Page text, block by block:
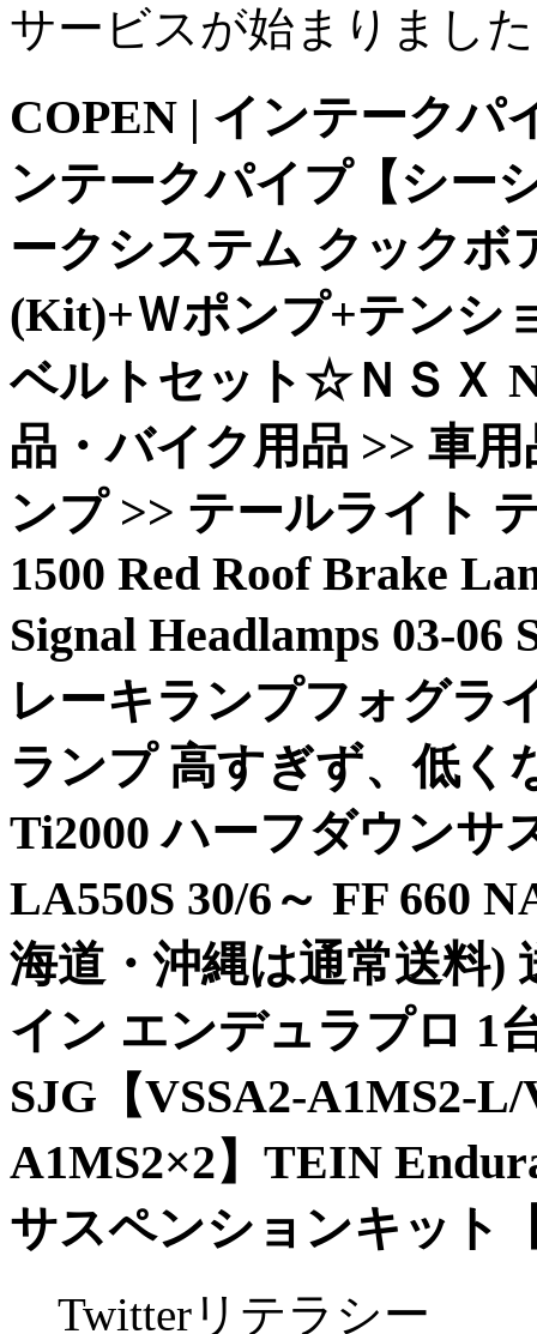
サービスが始まりまし
COPEN | インテークパ
ンテークパイプ【シー
ークシステム クック
(Kit)+Ｗポンプ+テンシ
ベルトセット☆ＮＳＸ
品・バイク用品 >> 車
ンプ >> テールライト
1500 Red Roof Brake
Signal Headlamps 03-
レーキランプフォグラ
ランプ 高すぎず、低く
Ti2000 ハーフダウンサ
LA550S 30/6～ FF 660
海道・沖縄は通常送料)
イン エンデュラプロ 1
SJG【VSSA2-A1MS2-
A1MS2×2】TEIN
サスペンションキット
Twitterリテラシー